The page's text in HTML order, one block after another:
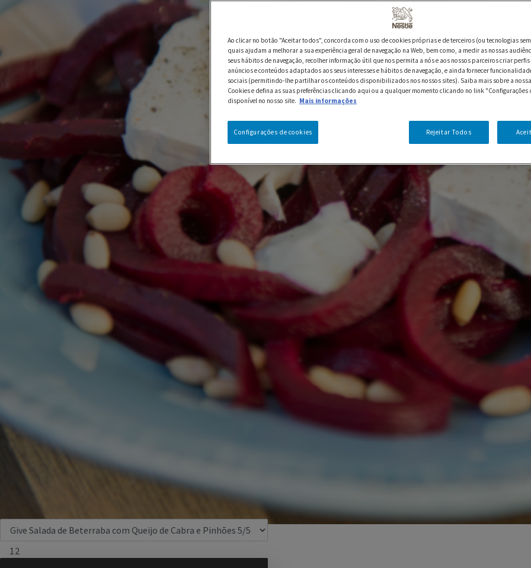
12
Ao clicar no botão "Aceitar todos", concorda com o uso de cookies próprias e de terceiros (ou tecnologias
quais ajudam a melhorar a sua experiência geral de navegação na Web, bem como, a medir as nossas
seus hábitos de navegação, recolher informação útil que nos permita a nós e aos nossos parceiros criar perfis
anúncios e conteúdos adaptados aos seus interesses e hábitos de navegação, e ainda fornecer
sociais (permitindo-lhe partilhar os conteúdos disponibilizados nos nossos sites). Saiba mais sobre a
Cookies e defina as suas preferências clicando aqui ou a qualquer momento clicando no link "Configurações
disponível no nosso site. Mais informações
Rejeitar Todos
Configurações de cookies